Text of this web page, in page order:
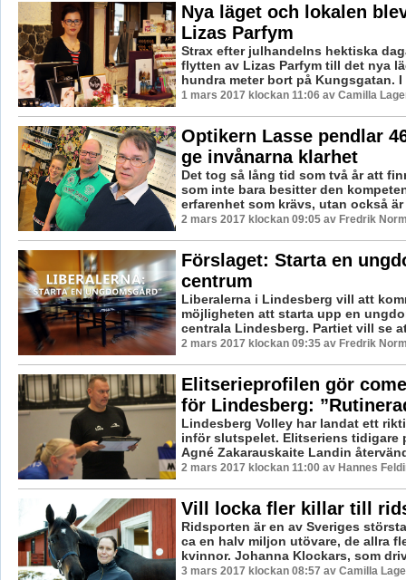
Nya läget och lokalen
Lizas Parfym
Strax efter julhandelns hektiska
flytten av Lizas Parfym till det nya
hundra meter bort på Kungsgatan. I
1 mars 2017 klockan 11:06 av Camilla
Optikern Lasse pendlar
ge invånarna klarhet
Det tog så lång tid som två år att
som inte bara besitter den
erfarenhet som krävs, utan också
2 mars 2017 klockan 09:05 av Fredrik
Förslaget: Starta en
centrum
Liberalerna i Lindesberg vill att
möjligheten att starta upp en
centrala Lindesberg. Partiet vill se
2 mars 2017 klockan 09:35 av Fredrik
Elitserieprofilen gör
för Lindesberg:
Lindesberg Volley har landat ett
inför slutspelet. Elitseriens tidigare
Agné Zakarauskaite Landin
2 mars 2017 klockan 11:00 av Hannes
Vill locka fler killar till
Ridsporten är en av Sveriges
ca en halv miljon utövare, de allra
kvinnor. Johanna Klockars, som
3 mars 2017 klockan 08:57 av Camilla